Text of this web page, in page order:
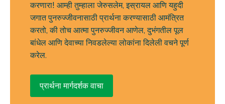
करणारा! आम्ही तुम्हाला जेरुसलेम, इस्रायल आणि यहुदी
जगात पुनरुज्जीवनासाठी प्रार्थना करण्यासाठी आमंत्रित
करतो, की तोच आत्मा पुनरुज्जीवन आणेल, दुभंगतील पूल
बांधेल आणि देवाच्या निवडलेल्या लोकांना दिलेली वचने पूर्ण
करेल.
प्रार्थना मार्गदर्शक वाचा